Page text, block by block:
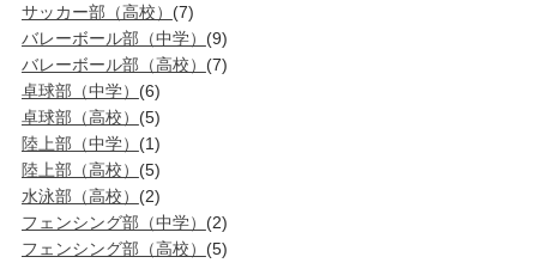
サッカー部（高校） (7)
バレーボール部（中学） (9)
バレーボール部（高校） (7)
卓球部（中学） (6)
卓球部（高校） (5)
陸上部（中学） (1)
陸上部（高校） (5)
水泳部（高校） (2)
フェンシング部（中学） (2)
フェンシング部（高校） (5)